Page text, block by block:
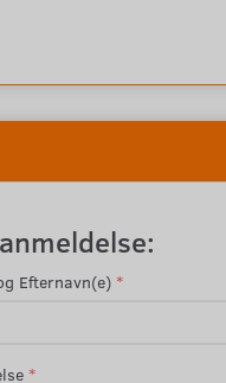
Efternavn(e)